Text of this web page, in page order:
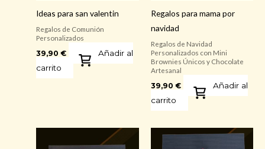
Ideas para san valentin
Regalos de Comunión
Personalizados
39,90€
Añadir al
carrito
Regalos para mama por
navidad
Regalos de Navidad
Personalizados con Mini
Brownies Únicos y Chocolate
Artesanal
39,90 €
Añadir al
carrito